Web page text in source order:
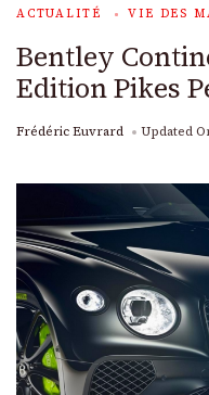
ACTUALITÉ VIE DES
Bentley
Edition Pikes
Frédéric Euvrard Updated